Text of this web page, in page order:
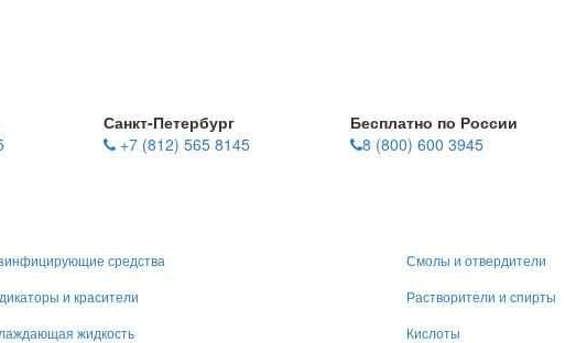
Санкт-Петербург
+7 (812) 565 8145
Бесплатно по России
8 (800) 600 3945
средства
Смолы и отвердители
и красители
Растворители и спирты
жидкость
Кислоты